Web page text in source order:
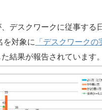
デスクワークに従事する
を対象に 「デスクワーク
結果が報告されています。